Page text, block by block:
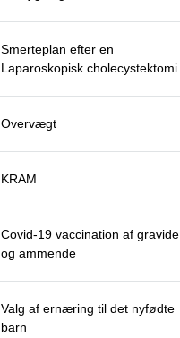
Smerteplan efter en
Laparoskopisk cholecystektomi
Overvægt
KRAM
Covid-19 vaccination af gravide
og ammende
Valg af ernæring til det nyfødte
barn